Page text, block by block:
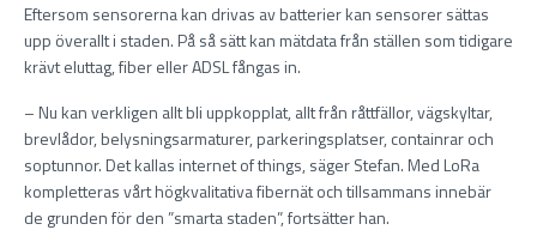
Eftersom sensorerna kan drivas av batterier kan sensorer sättas
upp överallt i staden. På så sätt kan mätdata från ställen som tidigare
krävt eluttag, fiber eller ADSL fångas in.
– Nu kan verkligen allt bli uppkopplat, allt från råttfällor, vägskyltar,
brevlådor, belysningsarmaturer, parkeringsplatser, containrar och
soptunnor. Det kallas internet of things, säger Stefan. Med LoRa
kompletteras vårt högkvalitativa fibernät och tillsammans innebär
de grunden för den ”smarta staden”, fortsätter han.